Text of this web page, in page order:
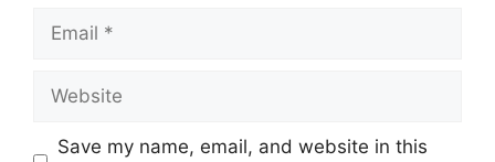
Email
Website
Save my name, email, and website in this